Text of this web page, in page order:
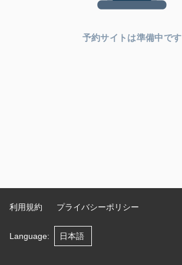
予約サイトは準備中です
利用規約 プライバシーポリシー
Language: